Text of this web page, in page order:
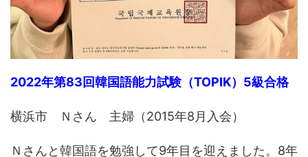
2022年第83回韓国語能力試験（TOPIK）5級合格
横浜市 Ｎさん 主婦（2015年8月入会）
Ｎさんと韓国語を勉強して9年目を迎えました。8年